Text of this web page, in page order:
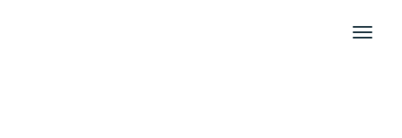
Toggle